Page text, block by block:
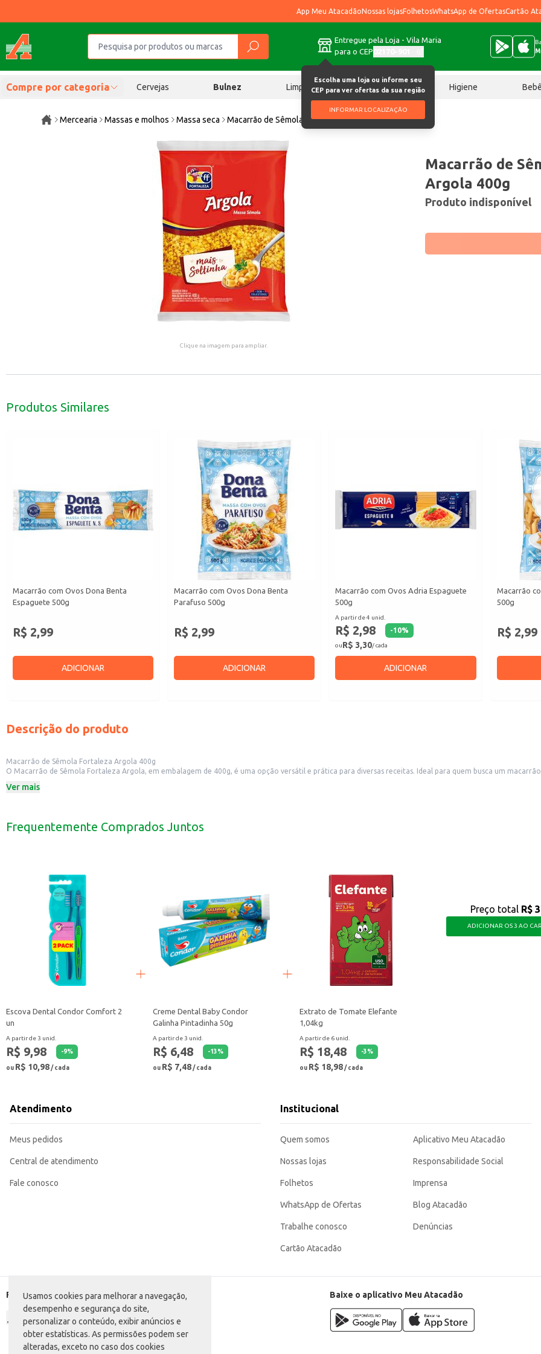
Usamos cookies para melhorar a navegação,
desempenho e segurança do site,
personalizar o conteúdo, exibir anúncios e
obter estatísticas. As permissões podem ser
alteradas, exceto no caso dos cookies
App Meu AtacadãoNossas lojasFolhetosWhatsApp de OfertasCartão
Entregue pela Loja - Vila Maria
para o CEP
Escolha uma loja ou informe seu
CEP para ver ofertas da sua região
INFORMAR LOCALIZAÇÃO
Compre por categoria Cervejas Bulnez Limpeza Chocolates Higiene
Mercearia Massas e molhos Massa seca Macarrão de Sêmola Fortaleza Argola 400g
Clique na imagem para ampliar.
Macarrão de
Argola 400g
Produto indisponível
Produtos Similares
Macarrão com Ovos Dona Benta
Espaguete 500g
R$ 2,99
ADICIONAR
Macarrão com Ovos Dona Benta
Parafuso 500g
R$ 2,99
ADICIONAR
Macarrão com Ovos Adria Espaguete
500g
A partir de 4 unid.
R$ 2,98 -10%
ouR$ 3,30/ cada
ADICIONAR
Macarrão
500g
R$ 2,99
Descrição do produto
Macarrão de Sêmola Fortaleza Argola 400g
O Macarrão de Sêmola Fortaleza Argola, em embalagem de 400g, é uma opção versátil e prática para diversas receitas. Ideal para quem busca um
Dicas de Uso:
Indicado para restaurantes, lanchonetes e buffets que desejam oferecer opções variadas aos seus clientes.
Ver mais
Frequentemente Comprados Juntos
Escova Dental Condor Comfort 2
un
A partir de 3 unid.
R$ 9,98 -9%
ou R$ 10,98/ cada
Creme Dental Baby Condor
Galinha Pintadinha 50g
A partir de 3 unid.
R$ 6,48 -13%
ou R$ 7,48/ cada
Extrato de Tomate Elefante
1,04kg
A partir de 6 unid.
R$ 18,48 -3%
ou R$ 18,98/ cada
Preço total R$
ADICIONAR OS 3 AO
Atendimento
Meus pedidos
Central de atendimento
Fale conosco
Institucional
Quem somos
Nossas lojas
Folhetos
WhatsApp de Ofertas
Trabalhe conosco
Cartão Atacadão
Aplicativo Meu Atacadão
Responsabilidade Social
Imprensa
Blog Atacadão
Denúncias
Formas de pagamento Baixe o aplicativo Meu Atacadão